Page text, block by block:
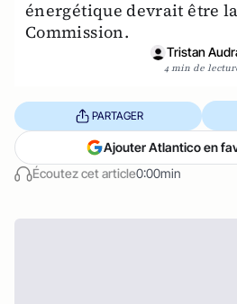
énergétique devrait être
Commission.
Tristan
4 min de
Écoutez cet article0:00min
PARTAGER
Ajouter Atlantico en